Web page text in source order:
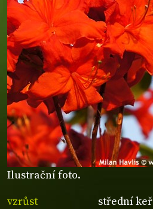
Ilustrační foto.
vzrůst
střední keř